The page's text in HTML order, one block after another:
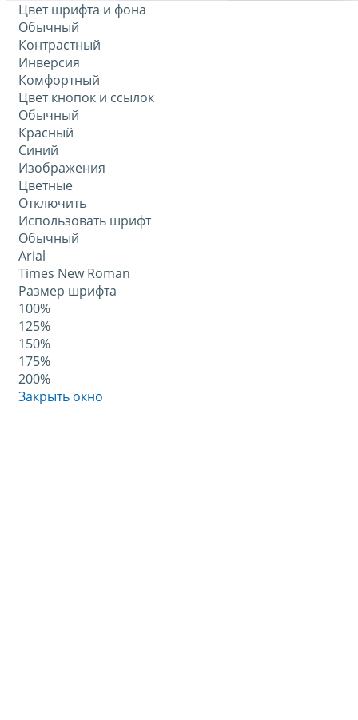
Цвет шрифта и фона
Обычный
Контрастный
Инверсия
Комфортный
Цвет кнопок и ссылок
Обычный
Красный
Синий
Изображения
Цветные
Отключить
Использовать шрифт
Обычный
Arial
Times New Roman
Размер шрифта
100%
125%
150%
175%
200%
Закрыть окно